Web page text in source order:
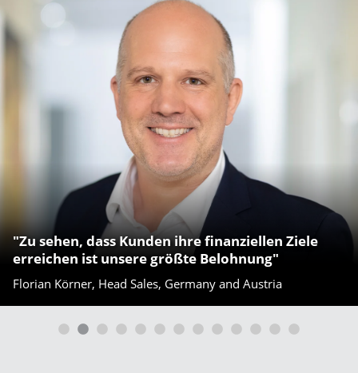
"Anleger sollten sich nicht ablenken lassen,
indem sie ihren Portfolios unnötige Komplexität
oder idiosynkratische Risiken hinzufügen"
Philipp Schlegel, Co-Head Sales, EMEA | Managing
Director, Switzerland